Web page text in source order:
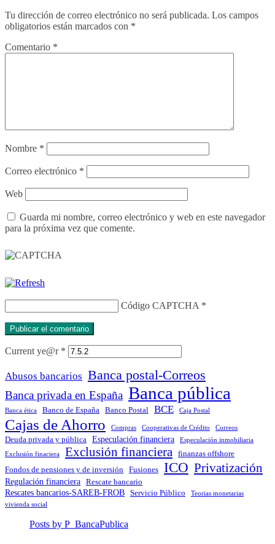
Tu dirección de correo electrónico no será publicada. Los campos
obligatorios están marcados con *
Comentario *
Nombre *
Correo electrónico *
Web
Guarda mi nombre, correo electrónico y web en este navegador
para la próxima vez que comente.
Código CAPTCHA *
Current ye@r *
Abusos bancarios Banca postal-Correos
Banca privada en España Banca pública
Banca ética Banco de España Banco Postal BCE Caja Postal
Cajas de Ahorro Compras Cooperativas de Crédito Correos
Deuda privada y pública Especulación financiera Especulación inmobiliaria
Exclusión finaciera Exclusión financiera
finanzas offshore
Fondos de pensiones y de inversión
Fusiones ICO Privatización
Regulación financiera Rescate bancario
Rescates bancarios-SAREB-FROB Servicio Público
Teorias monetarias
vivienda social
Posts by P_BancaPublica